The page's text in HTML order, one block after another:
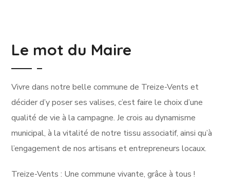
Le mot du Maire
Vivre dans notre belle commune de Treize-Vents et
décider d’y poser ses valises, c’est faire le choix d’une
qualité de vie à la campagne. Je crois au dynamisme
municipal, à la vitalité de notre tissu associatif, ainsi qu’à
l’engagement de nos artisans et entrepreneurs locaux.
Treize-Vents : Une commune vivante, grâce à tous !